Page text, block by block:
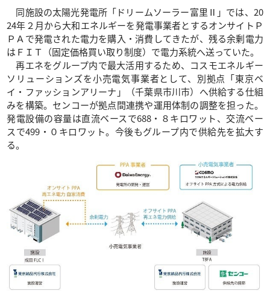
同施設の太陽光発電所「ドリームソーラー富里Ⅱ」では、20
24年２月から大和エネルギーを発電事業者とするオンサイトＰ
ＰＡで発電された電力を購入・消費してきたが、残る余剰電力
はＦＩＴ（固定価格買い取り制度）で電力系統へ送っていた。
再エネをグループ内で最大活用するため、コスモエネルギー
ソリューションズを小売電気事業者として、別拠点「東京ベ
イ・ファッションアリーナ」（千葉県市川市）へ供給する仕組
みを構築。センコーが拠点間連携や運用体制の調整を担った。
発電設備の容量は直流ベースで688・８キロワット、交流ベー
スで499・０キロワット。今後もグループ内で供給先を拡大す
る。